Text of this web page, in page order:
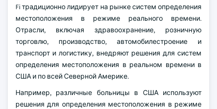
Fi традиционно лидирует на рынке систем определения
местоположения в режиме реального времени.
Отрасли, включая здравоохранение, розничную
торговлю, производство, автомобилестроение и
транспорт и логистику, внедряют решения для систем
определения местоположения в реальном времени в
США и по всей Северной Америке.
Например, различные больницы в США используют
решения для определения местоположения в режиме